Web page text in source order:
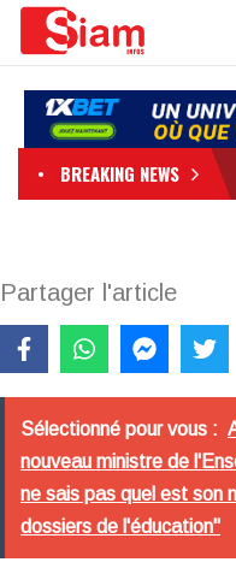
BREAKING NEWS
Partager l'article
Sélectionné pour vous :
nouveau ministre de
ne sais pas quel est son
dossiers de l'éducation"